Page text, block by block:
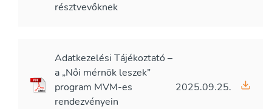
résztvevőknek
Adatkezelési Tájékoztató –
a „Női mérnök leszek”
program MVM-es
rendezvényein
2025.09.25.